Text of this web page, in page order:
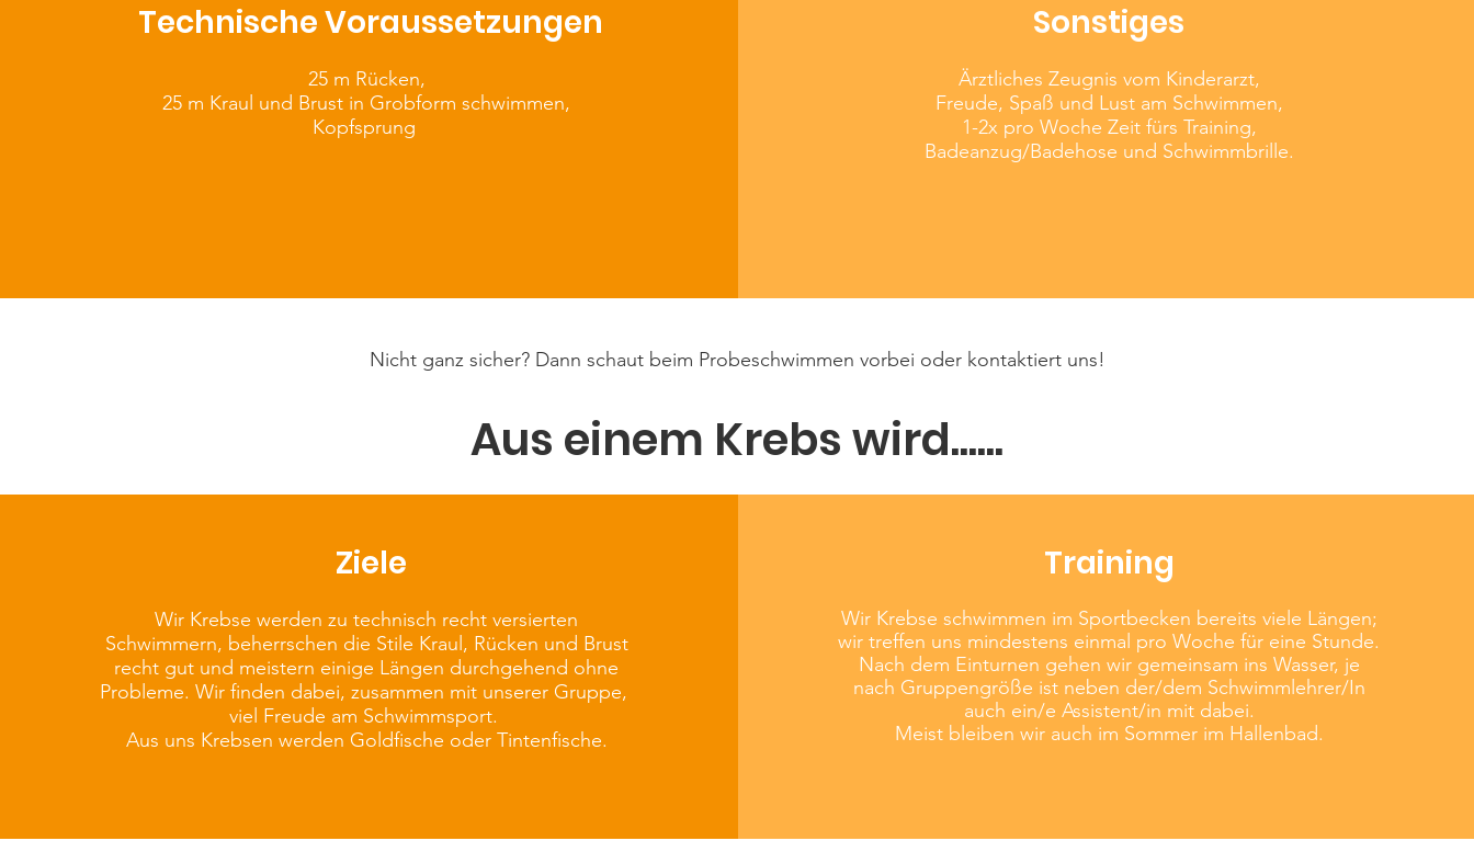
Technische Voraussetzungen
25 m Rücken,
25 m Kraul und Brust in Grobform schwimmen,
Kopfsprung
Sonstiges
Ärztliches Zeugnis vom Kinderarzt,
Freude, Spaß und Lust am Schwimmen,
1-2x pro Woche Zeit fürs Training,
Badeanzug/Badehose und Schwimmbrille.
Nicht ganz sicher? Dann schaut beim Probeschwimmen vorbei oder kontaktiert uns!
Aus einem Krebs wird......
Ziele
Wir Krebse werden zu technisch recht versierten
Schwimmern, beherrschen die Stile Kraul, Rücken und Brust
recht gut und meistern einige Längen durchgehend ohne
Probleme. Wir finden dabei, zusammen mit unserer Gruppe,
viel Freude am Schwimmsport.
Aus uns Krebsen werden Goldfische oder Tintenfische.
Training
Wir Krebse schwimmen im Sportbecken bereits viele Längen;
wir treffen uns mindestens einmal pro Woche für eine Stunde.
Nach dem Einturnen gehen wir gemeinsam ins Wasser, je
nach Gruppengröße ist neben der/dem Schwimmlehrer/In
auch ein/e Assistent/in mit dabei.
Meist bleiben wir auch im Sommer im Hallenbad.